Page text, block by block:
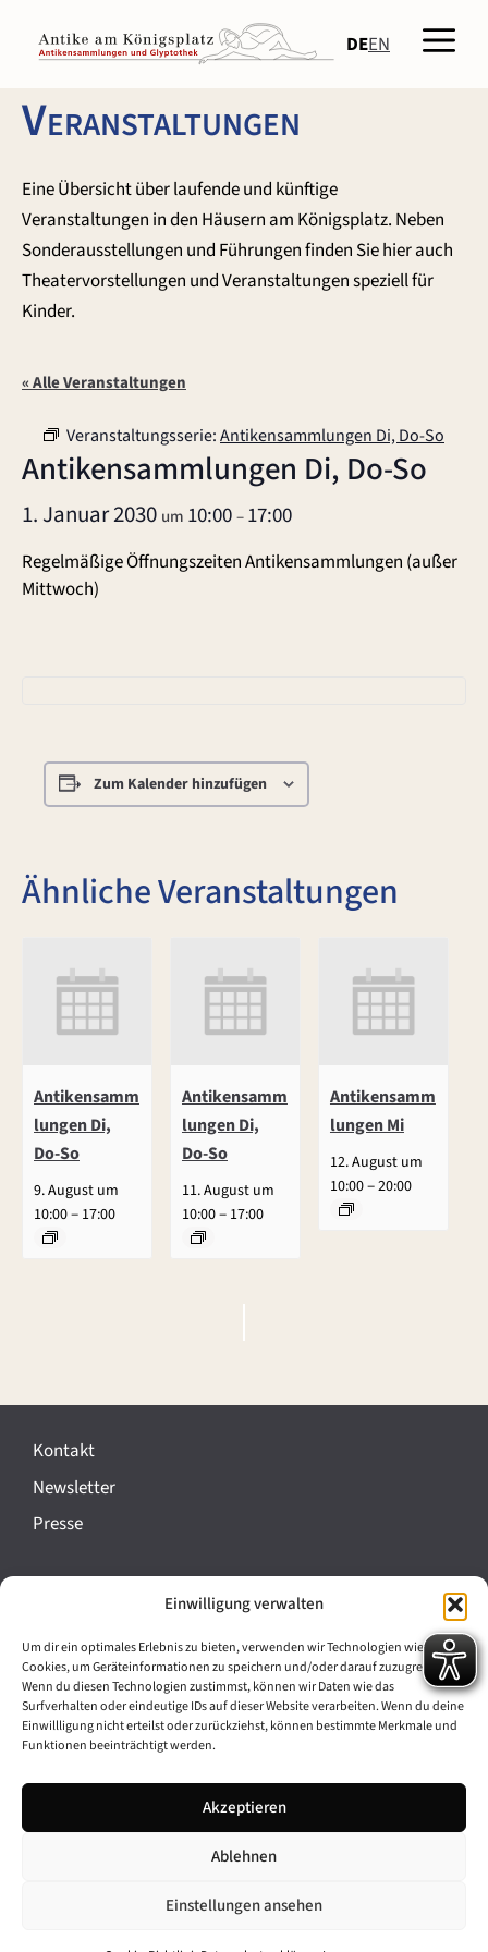
Einwilligung verwalten
Um dir ein optimales Erlebnis zu bieten, verwenden wir Technologien wie
Cookies, um Geräteinformationen zu speichern und/oder darauf zuzugreifen.
Wenn du diesen Technologien zustimmst, können wir Daten wie das
Surfverhalten oder eindeutige IDs auf dieser Website verarbeiten. Wenn du deine
Einwillligung nicht erteilst oder zurückziehst, können bestimmte Merkmale und
Funktionen beeinträchtigt werden.
Akzeptieren
Ablehnen
Einstellungen ansehen
Inhalt
springen
DEEN
Veranstaltungen
Eine Übersicht über laufende und künftige
Veranstaltungen in den Häusern am Königsplatz. Neben
Sonderausstellungen und Führungen finden Sie hier auch
Theatervorstellungen und Veranstaltungen speziell für
Kinder.
« Alle Veranstaltungen
Veranstaltungsserie:Antikensammlungen Di, Do-So
Antikensammlungen Di, Do-So
1. Januar 2030 um 10:00–17:00
Regelmäßige Öffnungszeiten Antikensammlungen (außer
Mittwoch)
Zum Kalender hinzufügen
Ähnliche Veranstaltungen
Antikensamm
lungen Di,
Do-So
9. August um
10:00– 17:00
Antikensamm
lungen Di,
Do-So
11. August um
10:00– 17:00
Antikensamm
lungen Mi
12. August um
10:00–20:00
e
a
n
t
l
t
u
g
-
Kontakt
Newsletter
Presse
Cookie-Richtlinie (EU)
Barrierefreiheit